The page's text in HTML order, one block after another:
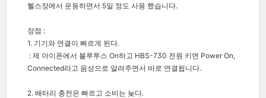
헬스장에서 운동하면서 5일 정도 사용 했습니다.
장점 :
1. 기기와 연결이 빠르게 된다.
: 제 아이폰에서 블루투스 On하고 HBS-730 전원 키면 Power On,
Connected라고 음성으로 알려주면서 바로 연결됩니다.
2. 배터리 충전은 빠르고 소비는 늦다.